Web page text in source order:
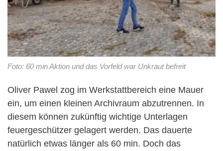
Foto: 60 min Aktion und das Vorfeld war Unkraut befreit
Oliver Pawel zog im Werkstattbereich eine Mauer
ein, um einen kleinen Archivraum abzutrennen. In
diesem können zukünftig wichtige Unterlagen
feuergeschützer gelagert werden. Das dauerte
natürlich etwas länger als 60 min. Doch das